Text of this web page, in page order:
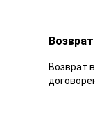
Возврат
Возврат